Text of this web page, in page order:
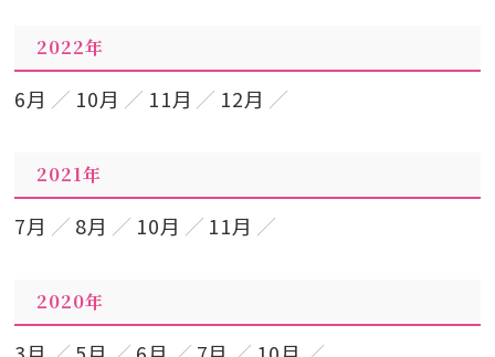
2022年
6月 10月 11月 12月
2021年
7月 8月 10月 11月
2020年